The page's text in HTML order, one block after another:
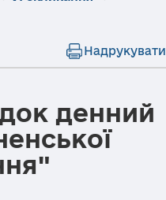
Надрукувати
денний